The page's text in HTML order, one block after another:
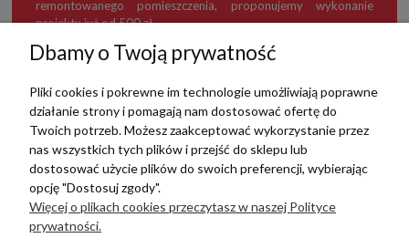
remontowanego pomieszczenia, proponujemy wykonanie
projektu już od 500 zł.
TERRADECO
BAZA WIEDZY
PŁATNOŚCI I DOSTAWA
Dbamy o Twoją prywatność
Pliki cookies i pokrewne im technologie umożliwiają poprawne
działanie strony i pomagają nam dostosować ofertę do
Twoich potrzeb. Możesz zaakceptować wykorzystanie przez
nas wszystkich tych plików i przejść do sklepu lub
dostosować użycie plików do swoich preferencji, wybierając
opcję "Dostosuj zgody".
Więcej o plikach cookies przeczytasz w naszej Polityce
prywatności.